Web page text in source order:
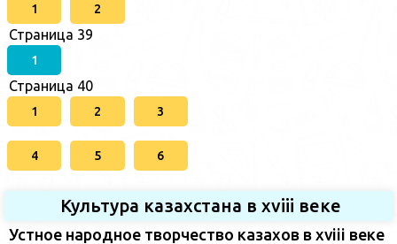
1 2
Страница 39
1
Страница 40
1 2 3
4 5 6
Культура казахстана в xviii веке
Устное народное творчество казахов в xviii веке